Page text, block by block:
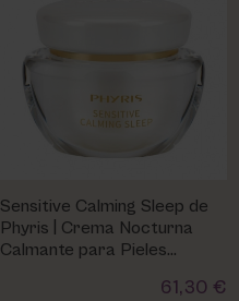
Sensitive Calming Sleep de
Phyris | Crema Nocturna
Calmante para Pieles
61,30 €